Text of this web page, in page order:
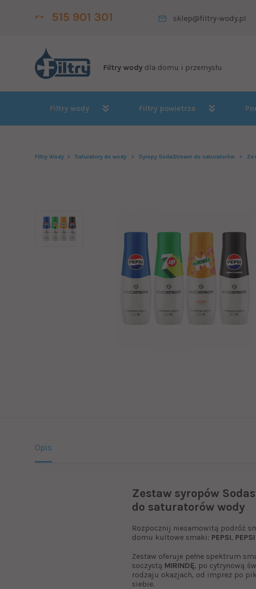
515 901 301 sklep@filtry-wody.pl
Filtry wody dla domu i przemysłu
Filtry wody Filtry powietrza
Filtry Wody Saturatory do wody Syropy SodaStream do saturatorów
Opis
Zestaw syropów
do saturatorów wody
Rozpocznij niesamowitą podróż
domu kultowe smaki: PEPSI,
Zestaw oferuje pełne spektrum
soczystą MIRINDĘ, po cytrynową
rodzaju okazjach, od imprez po
siebie.